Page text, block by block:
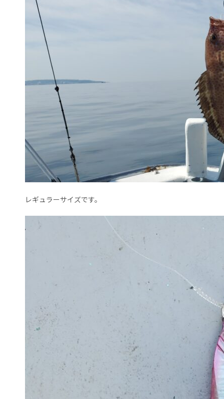
レギュラーサイズです。